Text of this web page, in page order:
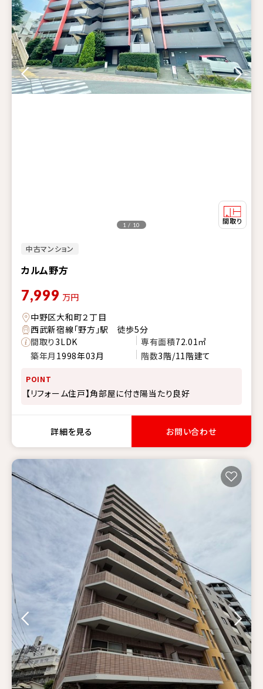
中古マンション
カルム野方
1 / 10
7,999 万円
中野区大和町２丁目
西武新宿線「野方」駅 徒歩5分
間取り3LDK 専有面積72.01㎡
築年月 1998年03月 階数3階/11階建て
POINT
【リフォーム住戸】角部屋に付き陽当たり良好
詳細を見る お問い合わせ